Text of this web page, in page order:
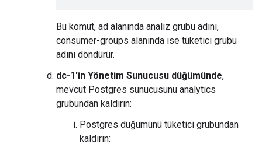
Bu komut, ad alanında analiz grubu adını,
consumer-groups alanında ise tüketici grubu
adını döndürür.
dc-1'in Yönetim Sunucusu düğümünde,
mevcut Postgres sunucusunu analytics
grubundan kaldırın:
Postgres düğümünü tüketici grubundan
kaldırın: